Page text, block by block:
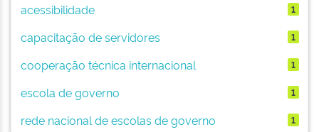
acessibilidade
1
capacitação de servidores 1
cooperação técnica internacional 1
escola de governo 1
rede nacional de escolas de governo 1